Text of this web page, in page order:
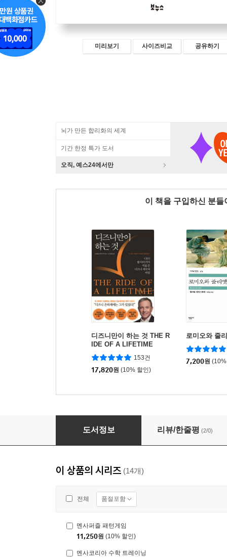
미리보기 사이즈비교 공유하기
뇌가 만든 합리화의 세계
기간 한정 특가 도서
오직, 예스24에서만
이 책을 구입하신 분
디즈니만이 하는 것 THE R
IDE OF A LIFETIME
153건
17,820원 (10% 할인)
로미오와 줄
7,200원
멘사퍼즐 패턴게임
도서정보 리뷰/한줄평 (2/0)
이 상품의 시리즈 (14개)
전체 품절포함
멘사퍼즐 패턴게임
11,250원 (10% 할인)
멘사코리아 수학 트레이닝